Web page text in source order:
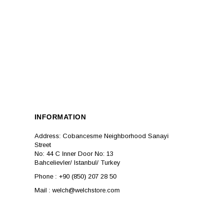
INFORMATION
Address: Cobancesme Neighborhood Sanayi
Street
No: 44 C Inner Door No: 13
Bahcelievler/ Istanbul/ Turkey
Phone : +90 (850) 207 28 50
Mail : welch@welchstore.com